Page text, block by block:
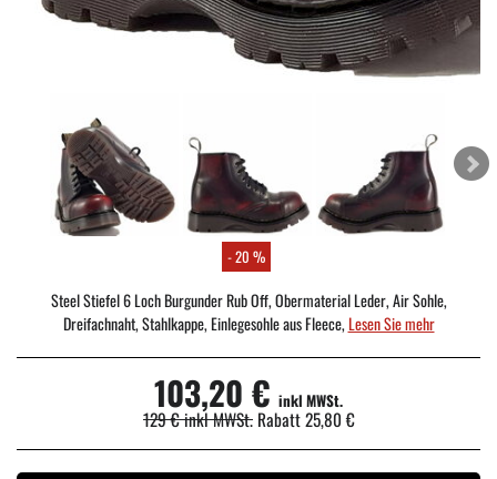
- 20 %
Steel Stiefel 6 Loch Burgunder Rub Off, Obermaterial Leder, Air Sohle,
Dreifachnaht, Stahlkappe, Einlegesohle aus Fleece,Lesen Sie mehr
103,20 € inkl MWSt.
129 €inkl MWSt. Rabatt25,80 €